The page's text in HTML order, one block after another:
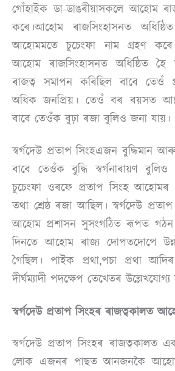
গোঁহাইক ডা-ডাঙৰীয়াসকলে আহোম
কৰে।আহোম ৰাজসিংহাসনত
আহোমমতে চুচেংফা নাম গ্ৰহণ কৰে।
আহোম ৰাজসিংহাসনত অধিষ্ঠিত হৈ
ৰাজত্ব সমাপন কৰিছিল বাবে তেওঁ
অধিক জনপ্ৰিয়। তেওঁ বৰ বয়সত
বাবে তেওঁক বুঢ়া ৰজা বুলিও জনা যায়।
স্বৰ্গদেউ প্ৰতাপ সিংহএজন বুদ্ধিমান
বাবে তেওঁক বুদ্ধি স্বৰ্গনাৰায়ণ
চুচেংফা ওৰফে প্ৰতাপ সিংহ
তথা শ্ৰেষ্ঠ ৰজা আছিল। স্বৰ্গদেউ
আহোম প্ৰশাসন সুসংগঠিত ৰূপত গঠন
দিনতে আহোম ৰাজ্য দোপতদোপে
গৈছিল। পাইক প্ৰথা,পচা প্ৰথা
দীর্ঘম্যাদী পদক্ষেপ তেখেতৰ
স্বৰ্গদেউ প্ৰতাপ সিংহৰ ৰাজত্বকালত
স্বৰ্গদেউ প্ৰতাপ সিংহৰ ৰাজত্বকালত
লোক এজনৰ পাছত আনজনকৈ আহোম